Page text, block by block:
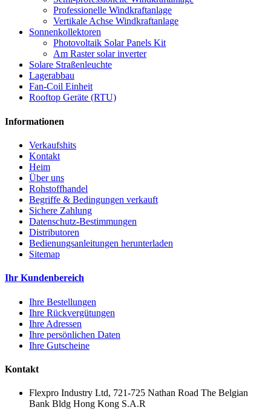
Professionelle Windkraftanlage
Vertikale Achse Windkraftanlage
Sonnenkollektoren
Photovoltaik Solar Panels Kit
Am Raster solar inverter
Solare Straßenleuchte
Lagerabbau
Fan-Coil Einheit
Rooftop Geräte (RTU)
Informationen
Verkaufshits
Kontakt
Heim
Über uns
Rohstoffhandel
Begriffe & Bedingungen verkauft
Sichere Zahlung
Datenschutz-Bestimmungen
Distributoren
Bedienungsanleitungen herunterladen
Sitemap
Ihr Kundenbereich
Ihre Bestellungen
Ihre Rückvergütungen
Ihre Adressen
Ihre persönlichen Daten
Ihre Gutscheine
Kontakt
Flexpro Industry Ltd, 721-725 Nathan Road The Belgian
Bank Bldg Hong Kong S.A.R